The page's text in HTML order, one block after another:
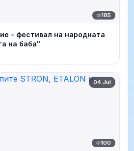
185
- фестивал на народната
на баба"
04 Jul
100